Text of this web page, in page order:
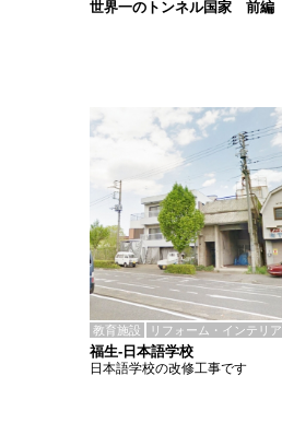
世界一のトンネル国家 前編
教育施設 リフォーム・インテリア
福生-日本語学校
日本語学校の改修工事です